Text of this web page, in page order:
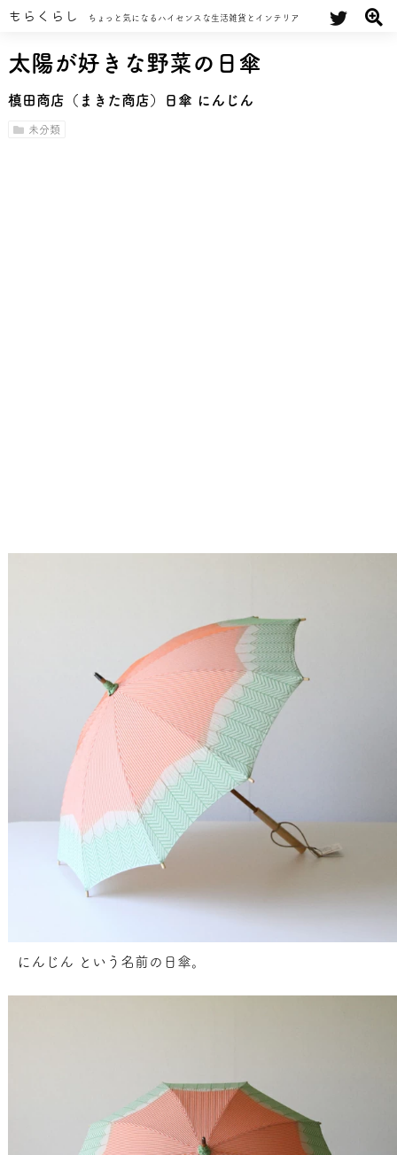
もらくらし ちょっと気になるハイセンスな生活雑貨とインテリア
太陽が好きな野菜の日傘
槙田商店（まきた商店）日傘 にんじん
未分類
にんじん という名前の日傘。